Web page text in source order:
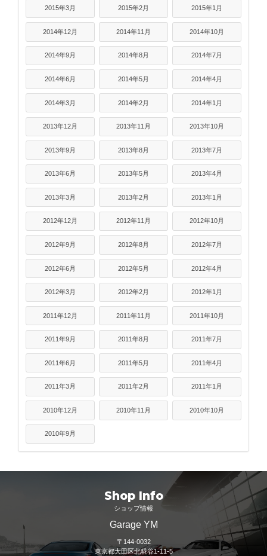
2015年3月 2015年2月 2015年1月
2014年12月 2014年11月 2014年10月
2014年9月 2014年8月 2014年7月
2014年6月 2014年5月 2014年4月
2014年3月 2014年2月 2014年1月
2013年12月 2013年11月 2013年10月
2013年9月 2013年8月 2013年7月
2013年6月 2013年5月 2013年4月
2013年3月 2013年2月 2013年1月
2012年12月 2012年11月 2012年10月
2012年9月 2012年8月 2012年7月
2012年6月 2012年5月 2012年4月
2012年3月 2012年2月 2012年1月
2011年12月 2011年11月 2011年10月
2011年9月 2011年8月 2011年7月
2011年6月 2011年5月 2011年4月
2011年3月 2011年2月 2011年1月
2010年12月 2010年11月 2010年10月
2010年9月
Shop Info
ショップ情報
Garage YM
〒144-0032
東京都大田区北糀谷1-11-5